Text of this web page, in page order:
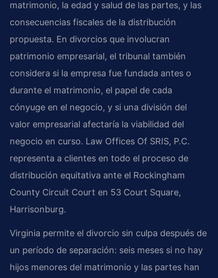
matrimonio, la edad y salud de las partes, y las
consecuencias fiscales de la distribución
propuesta. En divorcios que involucran
patrimonio empresarial, el tribunal también
considera si la empresa fue fundada antes o
durante el matrimonio, el papel de cada
cónyuge en el negocio, y si una división del
valor empresarial afectaría la viabilidad del
negocio en curso. Law Offices Of SRIS, P.C.
representa a clientes en todo el proceso de
distribución equitativa ante el Rockingham
County Circuit Court en 53 Court Square,
Harrisonburg.
Virginia permite el divorcio sin culpa después de
un período de separación: seis meses si no hay
hijos menores del matrimonio y las partes han